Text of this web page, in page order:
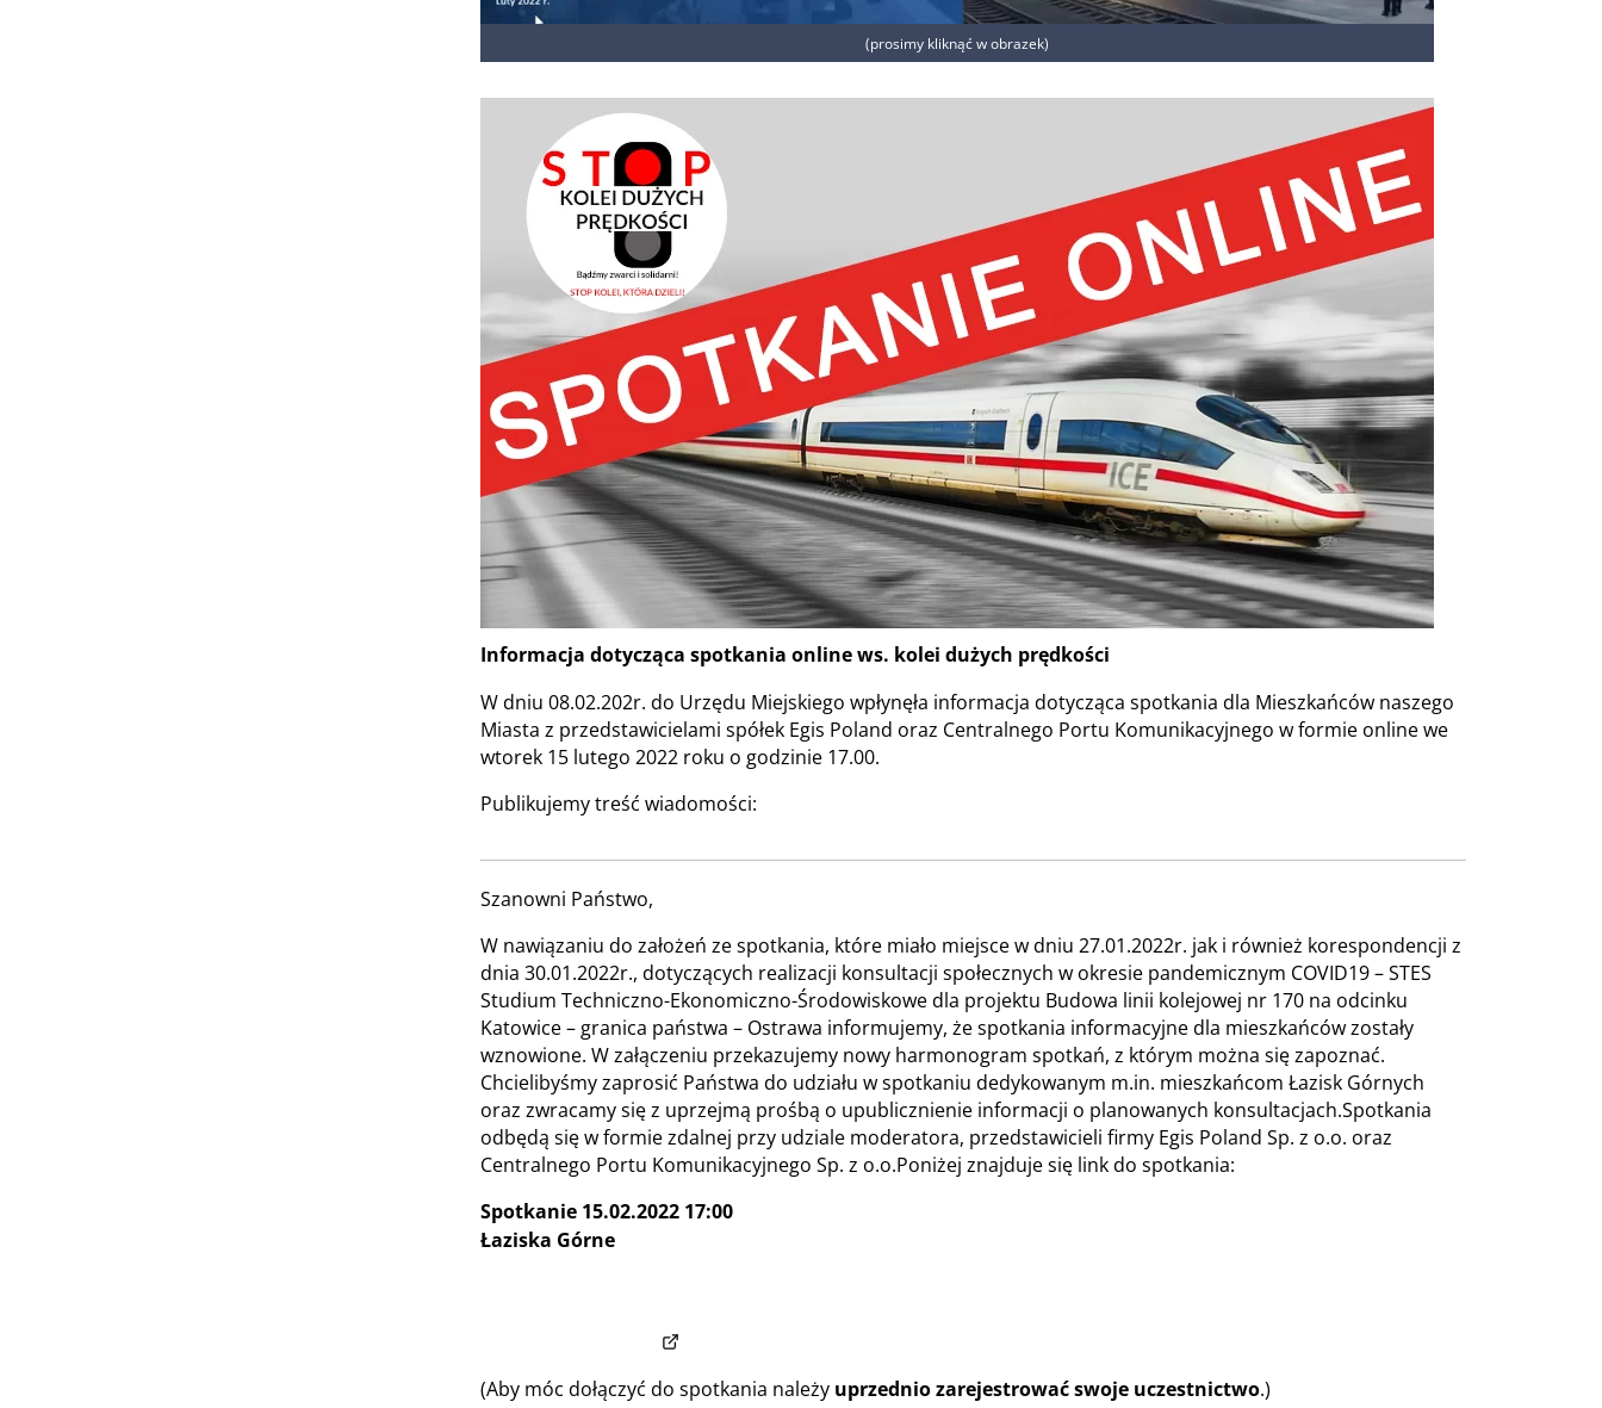
(prosimy kliknąć w obrazek)
Informacja dotycząca spotkania online ws. kolei dużych prędkości
W dniu 08.02.202r. do Urzędu Miejskiego wpłynęła informacja dotycząca spotkania dla Mieszkańców naszego
Miasta z przedstawicielami spółek Egis Poland oraz Centralnego Portu Komunikacyjnego w formie online we
wtorek 15 lutego 2022 roku o godzinie 17.00.
Publikujemy treść wiadomości:
Szanowni Państwo,
W nawiązaniu do założeń ze spotkania, które miało miejsce w dniu 27.01.2022r. jak i również korespondencji z
dnia 30.01.2022r., dotyczących realizacji konsultacji społecznych w okresie pandemicznym COVID19 – STES
Studium Techniczno-Ekonomiczno-Środowiskowe dla projektu Budowa linii kolejowej nr 170 na odcinku
Katowice – granica państwa – Ostrawa informujemy, że spotkania informacyjne dla mieszkańców zostały
wznowione. W załączeniu przekazujemy nowy harmonogram spotkań, z którym można się zapoznać.
Chcielibyśmy zaprosić Państwa do udziału w spotkaniu dedykowanym m.in. mieszkańcom Łazisk Górnych
oraz zwracamy się z uprzejmą prośbą o upublicznienie informacji o planowanych konsultacjach.Spotkania
odbędą się w formie zdalnej przy udziale moderatora, przedstawicieli firmy Egis Poland Sp. z o.o. oraz
Centralnego Portu Komunikacyjnego Sp. z o.o.Poniżej znajduje się link do spotkania:
Spotkanie 15.02.2022 17:00
Łaziska Górne
(otwiera w nowym oknie)
(Aby móc dołączyć do spotkania należy uprzednio zarejestrować swoje uczestnictwo.)